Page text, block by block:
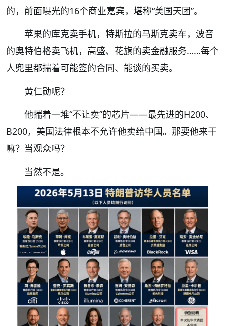
的，前面曝光的16个商业嘉宾，堪称“美国天团”。
苹果的库克卖手机，特斯拉的马斯克卖车，波音
的奥特伯格卖飞机，高盛、花旗的卖金融服务……每个
人兜里都揣着可能签的合同、能谈的买卖。
黄仁勋呢？
他揣着一堆“不让卖”的芯片——最先进的H200、
B200，美国法律根本不允许他卖给中国。那要他来干
嘛？当观众吗？
当然不是。